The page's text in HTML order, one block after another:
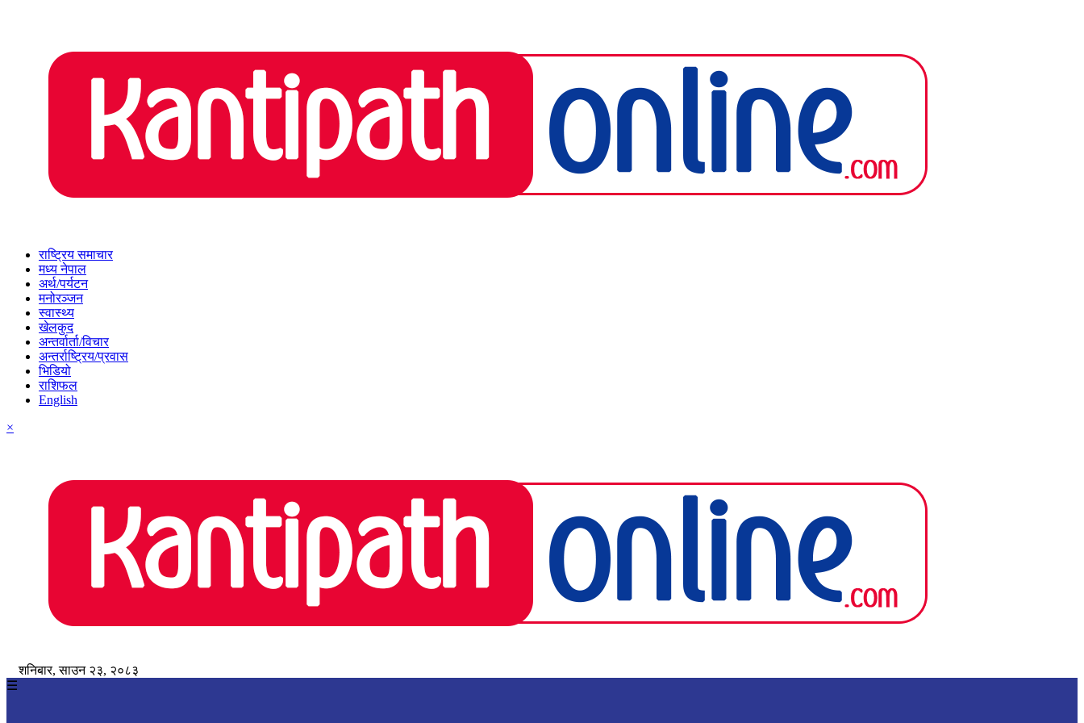
राष्ट्रिय समाचार
मध्य नेपाल
अर्थ/पर्यटन
मनोरञ्जन
स्वास्थ्य
खेलकुद
अन्तर्वार्ता/विचार
अन्तर्राष्ट्रिय/प्रवास
भिडियो
राशिफल
English
×
शनिबार, साउन २३, २०८३
☰